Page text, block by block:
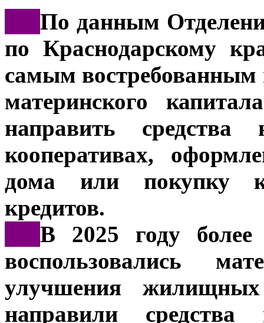
По данным
по Краснодарскому
самым востребованным
материнского
направить
кооперативах,
дома или покупку
кредитов.
В 2025 году
воспользовались
улучшения
направили